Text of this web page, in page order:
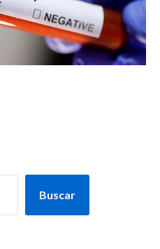
Buscar